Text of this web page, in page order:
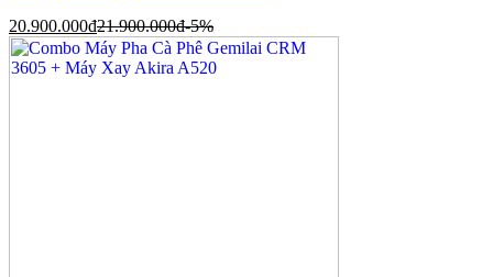
20.900.000đ21.900.000đ-5%